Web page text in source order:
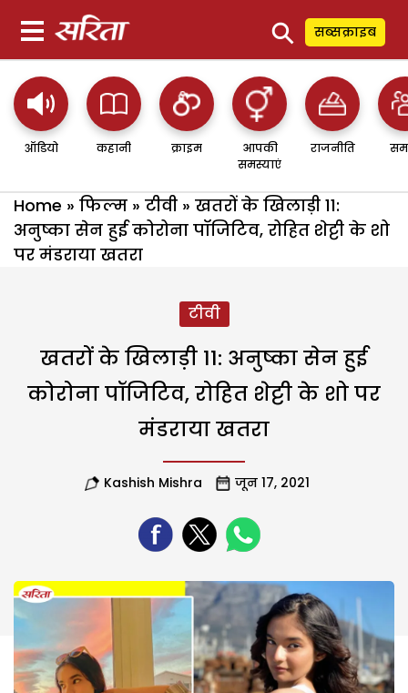
⚲ सब्सक्राइब
ऑडियो कहानी क्राइम
आपकी
समस्याएं
राजनीति
Home » फिल्म » टीवी » खतरों के खिलाड़ी 11:
अनुष्का सेन हुई कोरोना पॉजिटिव, रोहित शेट्टी के शो
पर मंडराया खतरा
टीवी
खतरों के खिलाड़ी 11: अनुष्का सेन हुई
कोरोना पॉजिटिव, रोहित शेट्टी के शो पर
मंडराया खतरा
Kashish Mishra जून 17, 2021